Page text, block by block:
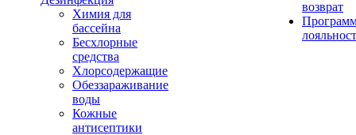
Химия для
бассейна
Бесхлорные
средства
Хлорсодержащие
Обеззараживание
воды
Кожные
антисептики
возврат